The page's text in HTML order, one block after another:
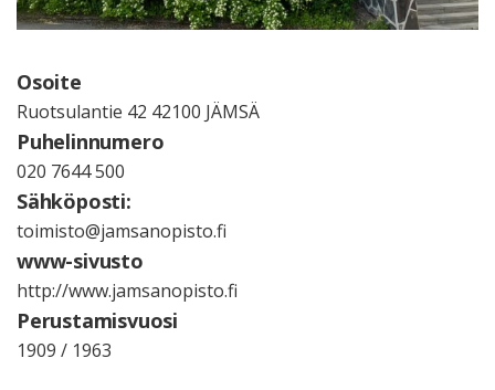
Osoite
Ruotsulantie 42 42100 JÄMSÄ
Puhelinnumero
020 7644 500
Sähköposti:
toimisto@jamsanopisto.fi
www-sivusto
http://www.jamsanopisto.fi
Perustamisvuosi
1909 / 1963